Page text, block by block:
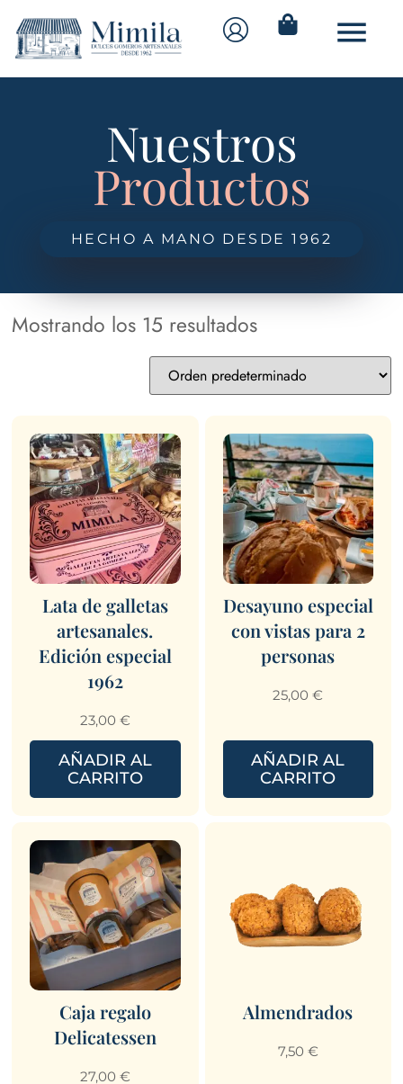
Nuestros
Productos
HECHO A MANO DESDE 1962
Mostrando los 15 resultados
Lata de galletas
artesanales.
Edición especial
1962
23,00 €
AÑADIR AL
CARRITO
Desayuno especial
con vistas para 2
personas
25,00€
AÑADIR AL
CARRITO
Caja regalo
Delicatessen
27,00 €
Almendrados
7,50 €